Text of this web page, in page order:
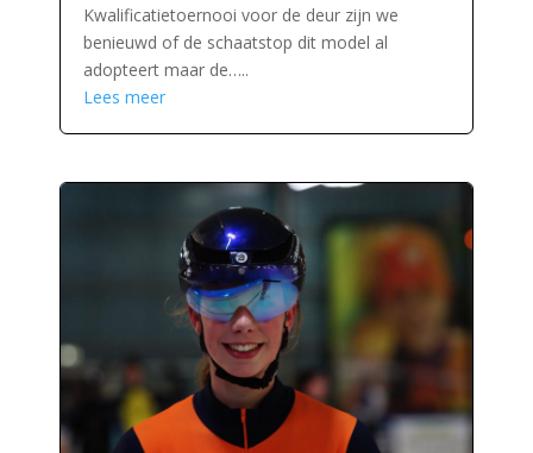
Kwalificatietoernooi voor de deur zijn we
benieuwd of de schaatstop dit model al
adopteert maar de…..
Lees meer